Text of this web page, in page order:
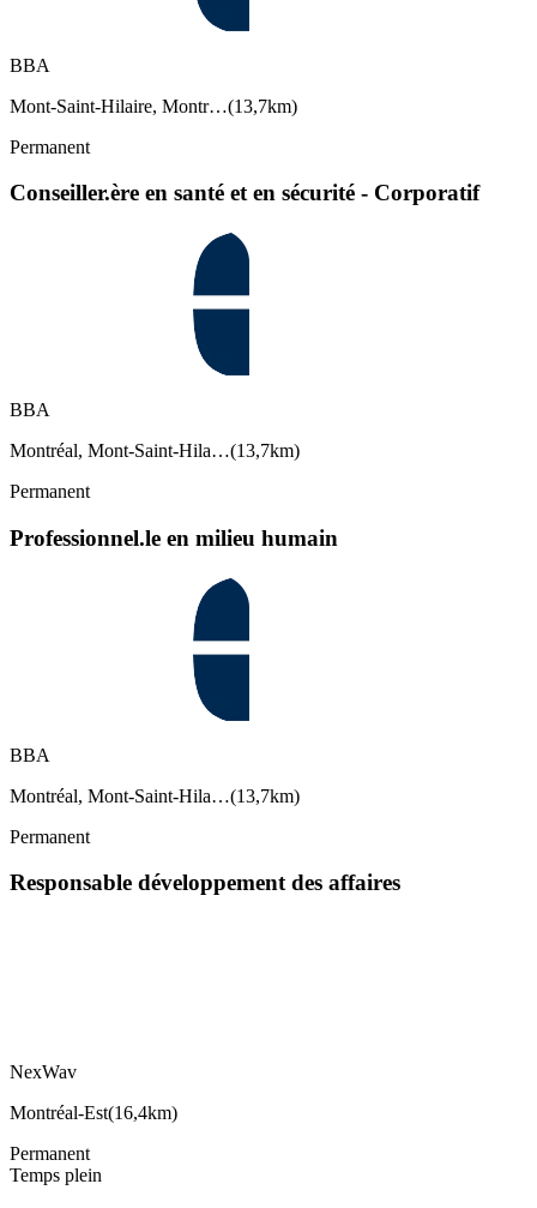
BBA
Mont-Saint-Hilaire, Montr…(13,7km)
Permanent
Conseiller.ère en santé et en sécurité - Corporatif
BBA
Montréal, Mont-Saint-Hila…(13,7km)
Permanent
Professionnel.le en milieu humain
BBA
Montréal, Mont-Saint-Hila…(13,7km)
Permanent
Responsable développement des affaires
NexWav
Montréal-Est(16,4km)
Permanent
Temps plein